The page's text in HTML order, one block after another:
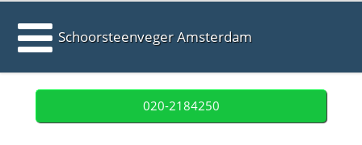
Schoorsteenveger Amsterdam
020-2184250